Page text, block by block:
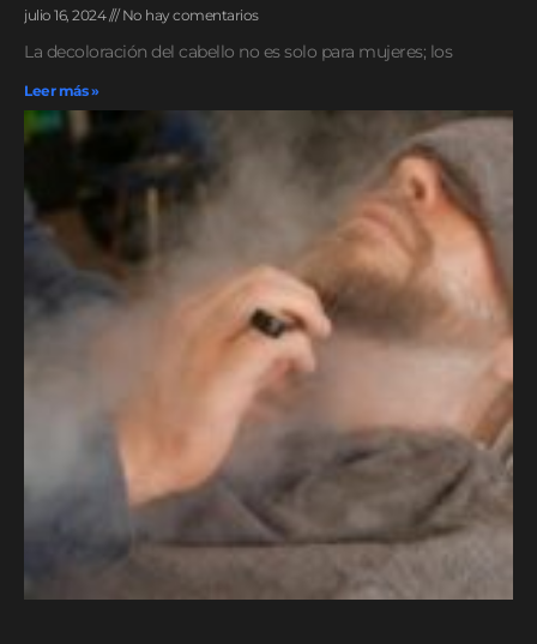
julio 16, 2024 No hay comentarios
La decoloración del cabello no es solo para mujeres; los
Leer más »